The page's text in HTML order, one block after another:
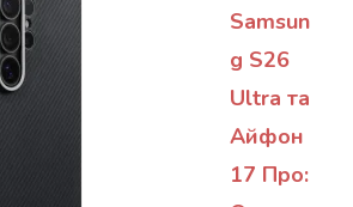
Samsun
g S26
Ultra та
Айфон
17 Про: